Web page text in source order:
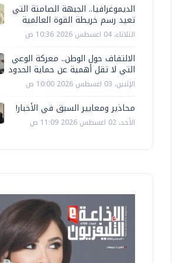
الديموغرافيا.. الجبهة الصامتة التي
تعيد رسم خريطة القوة العالمية
الثلاثاء، 04 اغسطس 2026 10:36 ص
الالتفاف حول الوطن.. معركة الوعي
التي لا تقل أهمية عن حماية الحدود
الإثنين، 03 اغسطس 2026 10:00 ص
محاذير ومعايير السبق في الأخبار!
الأحد، 02 اغسطس 2026 11:09 ص